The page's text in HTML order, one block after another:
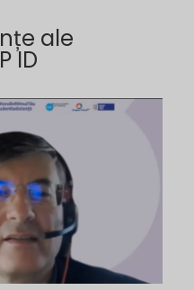
ale
ID